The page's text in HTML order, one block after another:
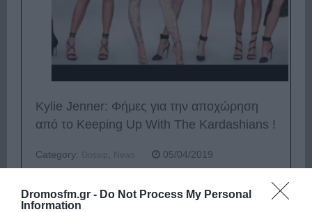
Dromosfm.gr - Do Not Process My Personal
Information
Kylie Jenner: Φήμες για την αποχώρηση
από το Keeping Up With The Kardashians !
Category: Gossip News 05/04/2019
Η 21χρονη επιχειρηματίας Kylie Jenner, μετά τον
τσακωμό της με την κολλητή της φίλη Jordyn Woods